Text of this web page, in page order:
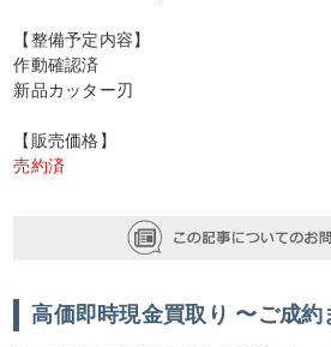
【整備予定内容】
作動確認済
新品カッター刃
【販売価格】
売約済
高価即時現金買取り 〜ご成約